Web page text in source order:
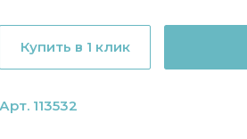
Купить в 1 клик
Арт. 113532